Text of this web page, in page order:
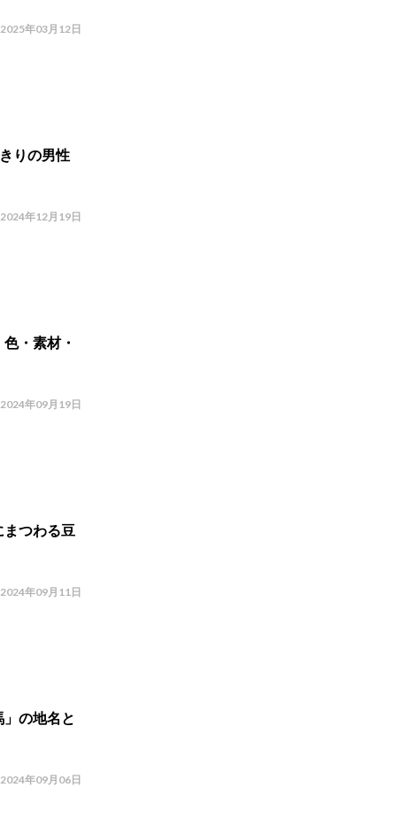
2025年03月12日
りの男性
2024年12月19日
・素材・
2024年09月19日
つわる豆
2024年09月11日
の地名と
2024年09月06日